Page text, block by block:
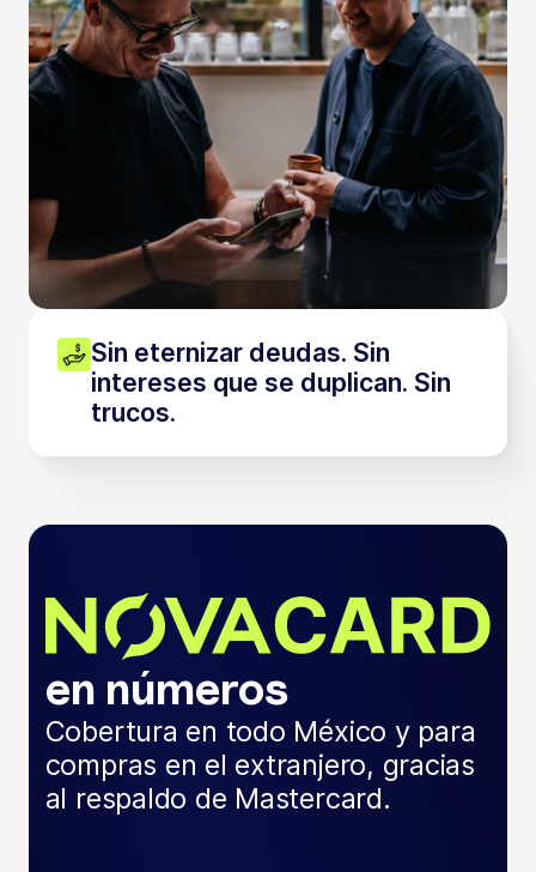
Sin eternizar deudas. Sin
intereses que se duplican. Sin
trucos.
en números
Cobertura en todo México y para
compras en el extranjero, gracias
al respaldo de Mastercard.